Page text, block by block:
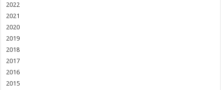
2022
2021
2020
2019
2018
2017
2016
2015